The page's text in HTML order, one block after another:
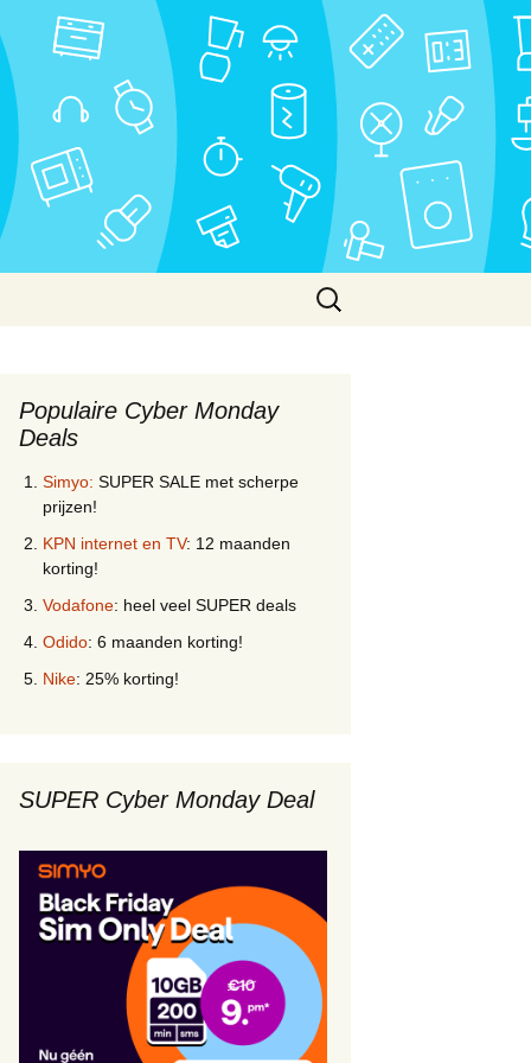
Zoeken
naar:
Populaire Cyber Monday
Deals
Simyo: SUPER SALE met scherpe
prijzen!
KPN internet en TV: 12 maanden
korting!
Vodafone: heel veel SUPER deals
Odido: 6 maanden korting!
Nike: 25% korting!
SUPER Cyber Monday Deal